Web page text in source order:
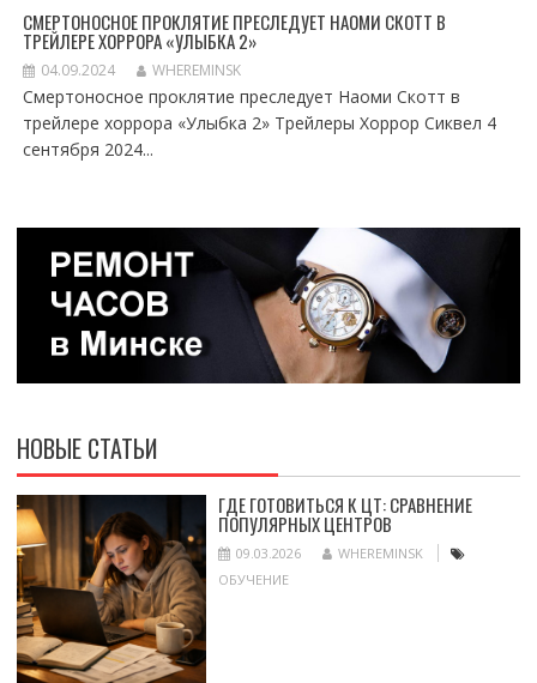
СМЕРТОНОСНОЕ ПРОКЛЯТИЕ ПРЕСЛЕДУЕТ НАОМИ СКОТТ В
ТРЕЙЛЕРЕ ХОРРОРА «УЛЫБКА 2»
04.09.2024 WHEREMINSK
Смертоносное проклятие преследует Наоми Скотт в
трейлере хоррора «Улыбка 2» Трейлеры Хоррор Сиквел 4
сентября 2024...
НОВЫЕ СТАТЬИ
ГДЕ ГОТОВИТЬСЯ К ЦТ: СРАВНЕНИЕ
ПОПУЛЯРНЫХ ЦЕНТРОВ
09.03.2026
WHEREMINSK
ОБУЧЕНИЕ